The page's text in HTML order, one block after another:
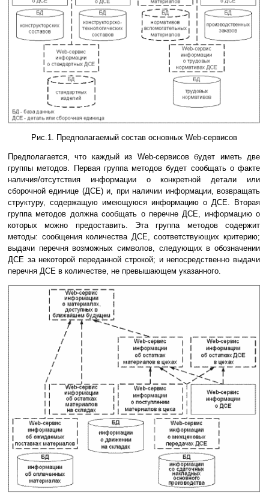
Рис.1. Предполагаемый состав основных Web-сервисов
Предполагается, что каждый из Web-сервисов будет иметь две
группы методов. Первая группа методов будет сообщать о факте
наличия/отсутствия информации о конкретной детали или
сборочной единице (ДСЕ) и, при наличии информации, возвращать
структуру, содержащую имеющуюся информацию о ДСЕ. Вторая
группа методов должна сообщать о перечне ДСЕ, информацию о
которых можно предоставить. Эта группа методов содержит
методы: сообщения количества ДСЕ, соответствующих критерию;
выдачи перечня возможных символов, следующих в обозначении
ДСЕ за некоторой переданной строкой; и непосредственно выдачи
перечня ДСЕ в количестве, не превышающем указанного.